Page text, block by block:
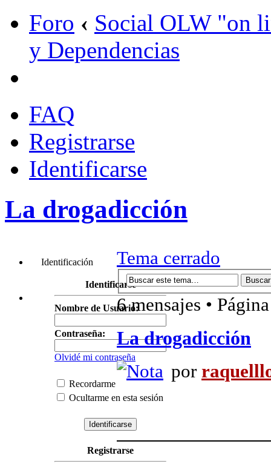
Foro ‹ Social OLW "on
y Dependencias
FAQ
Registrarse
Identificarse
La drogadicción
Identificación
Identificarse
Nombre de Usuario:
Contraseña:
Olvidé mi contraseña
Recordarme
Ocultarme en esta sesión
Registrarse
Tema cerrado
6 mensajes •
La drogadicción
por